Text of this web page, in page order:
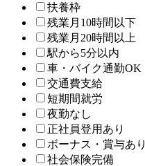
扶養枠
残業月10時間以下
残業月20時間以上
駅から5分以内
車・バイク通勤OK
交通費支給
短期間就労
夜勤なし
正社員登用あり
ボーナス・賞与あり
社会保険完備